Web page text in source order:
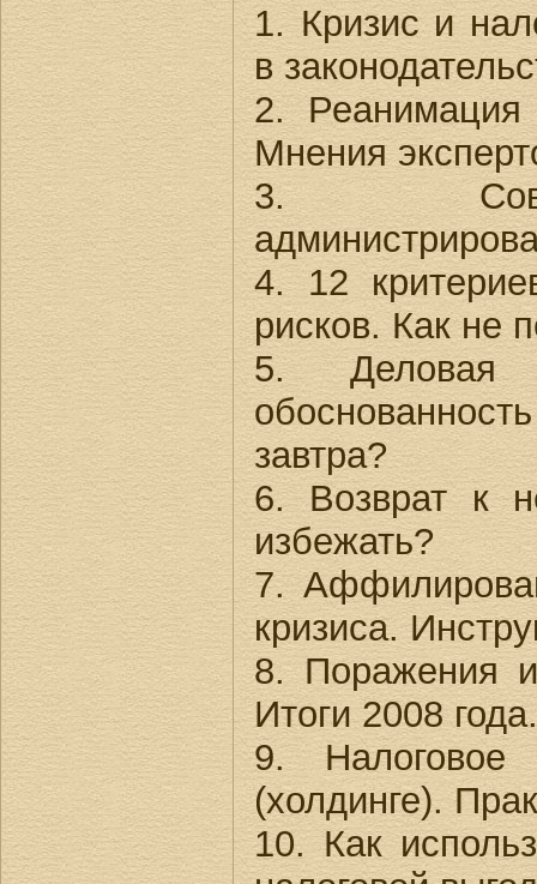
1. Кризис и
в
2. Реанимация
Мнения
3.
4. 12
рисков. Как не
5. Деловая
завтра?
6. Возврат к
избежать?
7.
кризиса.
8. Поражения
Итоги 2008
9. Налоговое
(холдинге).
10. Как